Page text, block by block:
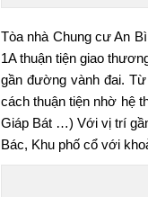
Tòa nhà Chung cưAn
1A thuận tiện giao
gần đường vành đai.
cách thuận tiện nhờ hệ
Giáp Bát …) Với vị trí
Bác, Khu phố cổ với